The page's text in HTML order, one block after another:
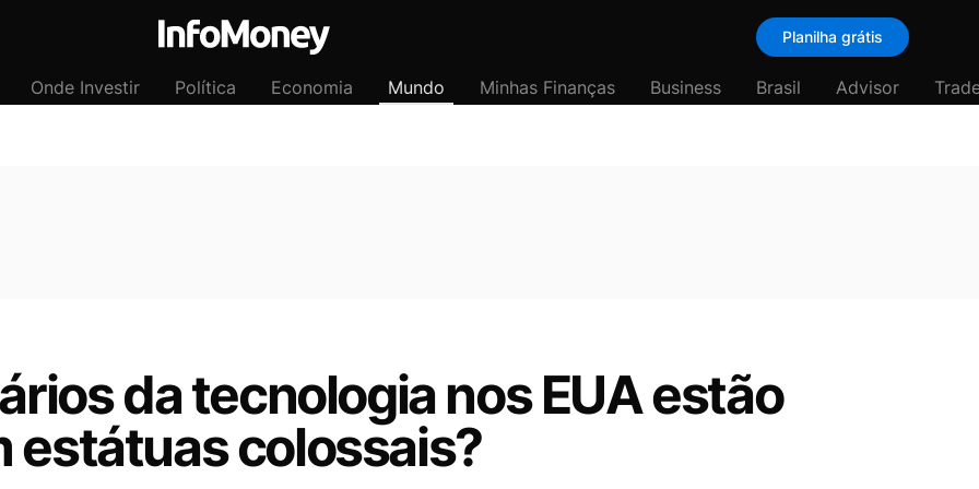
Planilha grátis
Onde Investir Política Economia Mundo Minhas Finanças Business Brasil Advisor
da tecnologia nos EUA estão
estátuas colossais?